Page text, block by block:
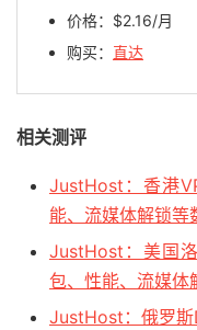
价格：$2.16/月
购买： 直达
相关测评
JustHost：香港
能、流媒体解锁等
JustHost：美国
包、性能、流媒体
JustHost：俄罗